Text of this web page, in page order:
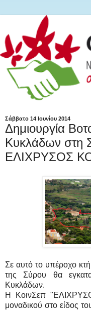
Σάββατο 14 Ιουνίου 2014
Δημιουργία
Κυκλάδων στη
ΕΛΙΧΡΥΣΟΣ
Σε αυτό το υπέροχο
της Σύρου θα
Κυκλάδων.
Η ΚοινΣεπ
μοναδικού στο είδος